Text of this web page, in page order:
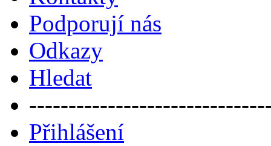
Podporují nás
Odkazy
Hledat
Přihlášení